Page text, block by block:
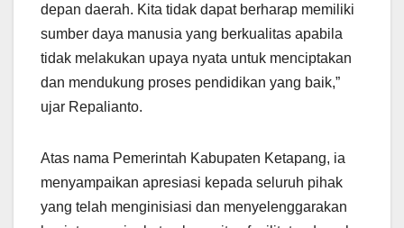
depan daerah. Kita tidak dapat berharap memiliki
sumber daya manusia yang berkualitas apabila
tidak melakukan upaya nyata untuk menciptakan
dan mendukung proses pendidikan yang baik,”
ujar Repalianto.
Atas nama Pemerintah Kabupaten Ketapang, ia
menyampaikan apresiasi kepada seluruh pihak
yang telah menginisiasi dan menyelenggarakan